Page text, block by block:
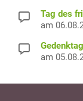
Tag des
am
am